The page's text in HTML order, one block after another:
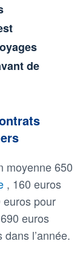
de
moyenne 650
, 160 euros
euros pour
euros
l’année.